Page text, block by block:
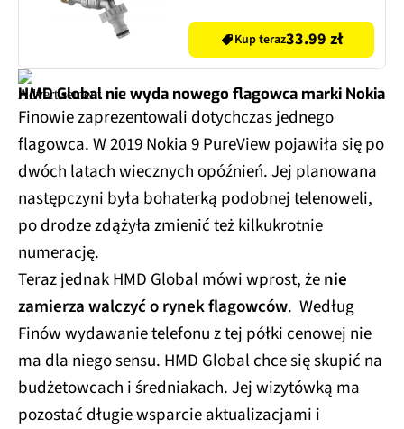
Kup teraz33.99 zł
HMD Global nie wyda nowego flagowca marki Nokia
Finowie zaprezentowali dotychczas jednego
flagowca. W 2019 Nokia 9 PureView pojawiła się po
dwóch latach wiecznych opóźnień. Jej planowana
następczyni była bohaterką podobnej telenoweli,
po drodze zdążyła zmienić też kilkukrotnie
numerację.
Teraz jednak HMD Global mówi wprost, żenie
zamierza walczyć o rynek flagowców. Według
Finów wydawanie telefonu z tej półki cenowej nie
ma dla niego sensu. HMD Global chce się skupić na
budżetowcach i średniakach. Jej wizytówką ma
pozostać długie wsparcie aktualizacjami i